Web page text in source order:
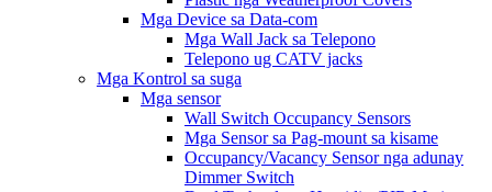
Mga Device sa Data-com
Mga Wall Jack sa Telepono
Telepono ug CATV jacks
Mga Kontrol sa suga
Mga sensor
Wall Switch Occupancy Sensors
Mga Sensor sa Pag-mount sa kisame
Occupancy/Vacancy Sensor nga adunay
Dimmer Switch